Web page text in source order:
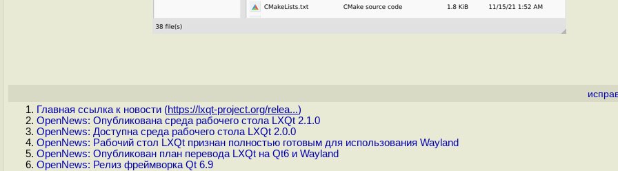
Главная ссылка к новости (https://lxqt-project.org/relea...)
OpenNews: Опубликована среда рабочего стола LXQt 2.1.0
OpenNews: Доступна среда рабочего стола LXQt 2.0.0
OpenNews: Рабочий стол LXQt признан полностью готовым для использования Wayland
OpenNews: Опубликован план перевода LXQt на Qt6 и Wayland
OpenNews: Релиз фреймворка Qt 6.9